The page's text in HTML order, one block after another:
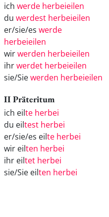
ich werde herbeieilen
du werdest herbeieilen
er/sie/es werde
herbeieilen
wirwerden herbeieilen
ihrwerdet herbeieilen
sie/Siewerden herbeieilen
II Präteritum
ich eilte herbei
du eiltest herbei
er/sie/es eilte herbei
wir eilten herbei
ihr eiltet herbei
sie/Sie eilten herbei